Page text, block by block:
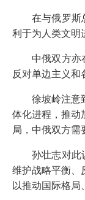
在与俄罗斯总
利于为人类文明
中俄双方亦在
反对单边主义
徐坡岭注意到
体化进程，推动
局，中俄双方需
孙壮志对此认
维护战略平衡、
以推动国际格局